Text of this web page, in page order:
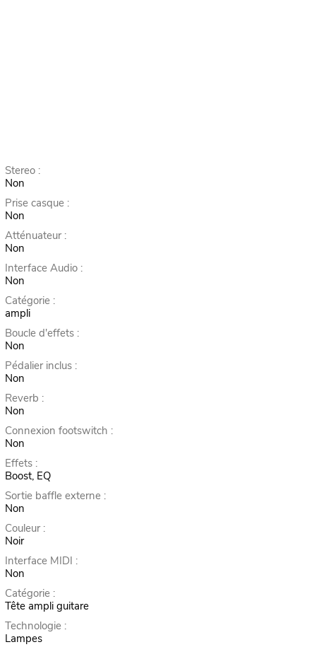
Stereo :
Non
Prise casque :
Non
Atténuateur :
Non
Interface Audio :
Non
Catégorie :
ampli
Boucle d'effets :
Non
Pédalier inclus :
Non
Reverb :
Non
Connexion footswitch :
Non
Effets :
Boost, EQ
Sortie baffle externe :
Non
Couleur :
Noir
Interface MIDI :
Non
Catégorie :
Tête ampli guitare
Technologie :
Lampes